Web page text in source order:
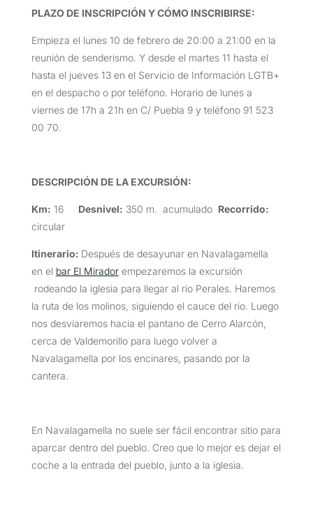
PLAZO DE INSCRIPCIÓN Y CÓMO INSCRIBIRSE:
Empieza el lunes 10 de febrero de 20:00 a 21:00 en la
reunión de senderismo. Y desde el martes 11 hasta el
hasta el jueves 13 en el Servicio de Información LGTB+
en el despacho o por teléfono. Horario de lunes a
viernes de 17h a 21h en C/ Puebla 9 y teléfono 91 523
00 70.
DESCRIPCIÓN DE LA EXCURSIÓN:
Km: 16Desnivel: 350 m. acumulado Recorrido:
circular
Itinerario: Después de desayunar en Navalagamella
en el bar El Miradorempezaremos la excursión
rodeando la iglesia para llegar al rio Perales. Haremos
la ruta de los molinos, siguiendo el cauce del rio. Luego
nos desviaremos hacia el pantano de Cerro Alarcón,
cerca de Valdemorillo para luego volver a
Navalagamella por los encinares, pasando por la
cantera.
En Navalagamella no suele ser fácil encontrar sitio para
aparcar dentro del pueblo. Creo que lo mejor es dejar el
coche a la entrada del pueblo, junto a la iglesia.